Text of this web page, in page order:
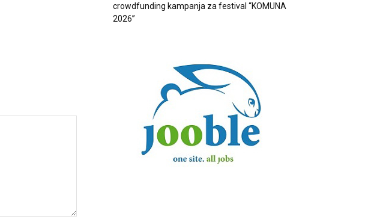
crowdfunding kampanja za festival “KOMUNA
2026”